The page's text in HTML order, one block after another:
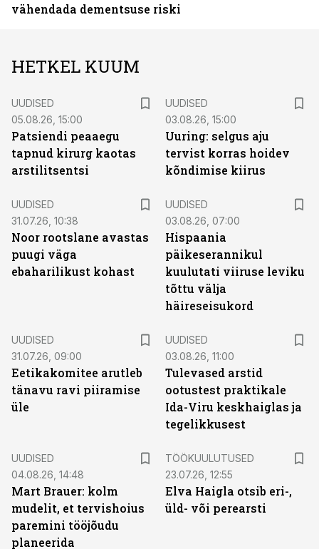
vähendada dementsuse riski
HETKEL KUUM
UUDISED
05.08.26, 15:00
Patsiendi peaaegu
tapnud kirurg kaotas
arstilitsentsi
UUDISED
03.08.26, 15:00
Uuring: selgus aju
tervist korras hoidev
kõndimise kiirus
UUDISED
31.07.26, 10:38
Noor rootslane avastas
puugi väga
ebaharilikust kohast
UUDISED
03.08.26, 07:00
Hispaania
päikeserannikul
kuulutati viiruse leviku
tõttu välja
häireseisukord
UUDISED
31.07.26, 09:00
Eetikakomitee arutleb
tänavu ravi piiramise
üle
UUDISED
03.08.26, 11:00
Tulevased arstid
ootustest praktikale
Ida-Viru keskhaiglas ja
tegelikkusest
UUDISED
04.08.26, 14:48
Mart Brauer: kolm
mudelit, et tervishoius
paremini tööjõudu
planeerida
TÖÖKUULUTUSED
23.07.26, 12:55
Elva Haigla otsib eri-,
üld- või perearsti